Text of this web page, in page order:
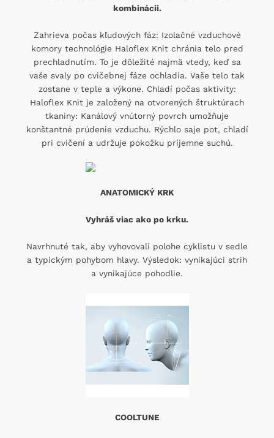
kombinácii.
Zahrieva počas kľudových fáz: Izolačné vzduchové
komory technológie Haloflex Knit chránia telo pred
prechladnutím. To je dôležité najmä vtedy, keď sa
vaše svaly po cvičebnej fáze ochladia. Vaše telo tak
zostane v teple a výkone. Chladí počas aktivity:
Haloflex Knit je založený na otvorených štruktúrach
tkaniny: Kanálový vnútorný povrch umožňuje
konštantné prúdenie vzduchu. Rýchlo saje pot, chladí
pri cvičení a udržuje pokožku príjemne suchú.
ANATOMICKÝ KRK
Vyhráš viac ako po krku.
Navrhnuté tak, aby vyhovovali polohe cyklistu v sedle
a typickým pohybom hlavy. Výsledok: vynikajúci strih
a vynikajúce pohodlie.
COOLTUNE